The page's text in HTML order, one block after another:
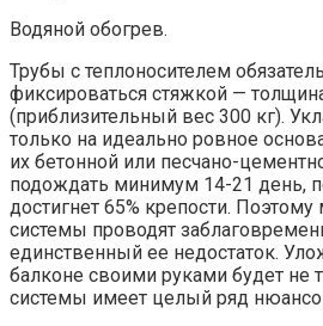
Водяной обогрев.
Трубы с теплоносителем
фиксироваться стяжкой —
(приблизительный вес 300 кг).
только на идеально ровное
их бетонной или песчано-
подождать минимум 14-21 день,
достигнет 65% крепости.
системы проводят
единственный ее недостаток.
балконе своими руками будет не
системы имеет целый ряд